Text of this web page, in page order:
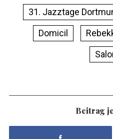
31. Jazztage
Domicil
Beitrag